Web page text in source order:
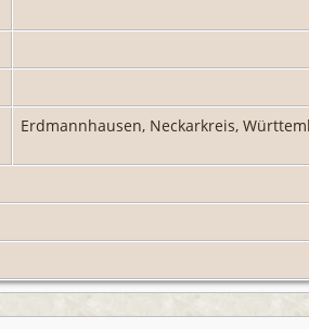
Erdmannhausen, Neckarkreis,